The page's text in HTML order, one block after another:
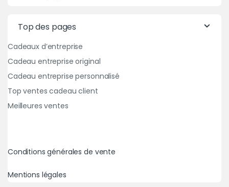
Top des pages
Cadeaux d’entreprise
Cadeau entreprise original
Cadeau entreprise personnalisé
Top ventes cadeau client
Meilleures ventes
Conditions générales de vente
Mentions légales